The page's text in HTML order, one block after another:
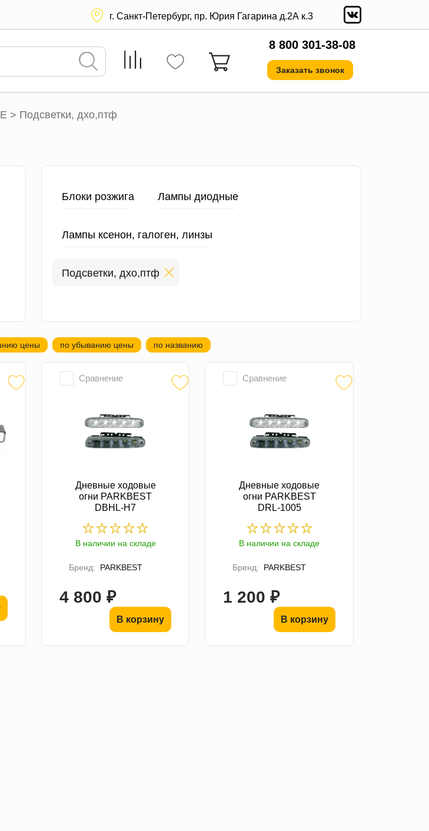
г. Санкт-Петербург, пр. Юрия Гагарина д.2А к.3
8 800 301-38-08
Заказать звонок
> Подсветки, дхо,птф
Блоки розжига Лампы диодные
Лампы ксенон, галоген, линзы
Подсветки, дхо,птф
цены по убыванию цены по названию
Сравнение
Дневные ходовые
огни PARKBEST
DBHL-H7
В наличии на складе
Бренд: PARKBEST
4 800 ₽
В корзину
Сравнение
Дневные ходовые
огни PARKBEST
DRL-1005
В наличии на складе
Бренд: PARKBEST
1 200 ₽
В корзину